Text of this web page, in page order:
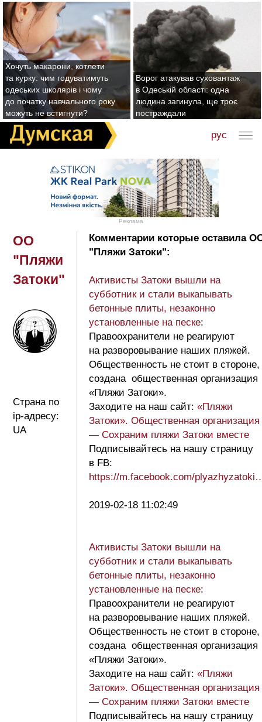
Хочуть макарони, котлети
та курку: чим годуватимуть
одеських школярів і чому
до початку навчального року
можуть не встигнути?
Ворог атакував суховантаж
в Одеській області: одна
людина загинула, ще троє
постраждали
рус
Реклама
ОО
"Пляжи
Затоки"
Страна по
ip-адресу:
UA
Комментарии которые оставила
"Пляжи Затоки":
Активисты Затоки вышли на
субботник и стали выкапывать
бетонные плиты, незаконно
установленные на песке:
Правоохранители не реагируют
на разворовывание наших пляжей.
Общественность не стоит в стороне,
создана общественная организация
«Пляжи Затоки».
Заходите на наш сайт: «Пляжи
Затоки». Общественная организация
— Сохраним пляжи Затоки вместе
Подписывайтесь на нашу страницу
в FB:
https://m.facebook.com/
2019-02-18 11:02:49
Активисты Затоки вышли на
субботник и стали выкапывать
бетонные плиты, незаконно
установленные на песке:
Правоохранители не реагируют
на разворовывание наших пляжей.
Общественность не стоит в стороне,
создана общественная организация
«Пляжи Затоки».
Заходите на наш сайт: «Пляжи
Затоки». Общественная организация
— Сохраним пляжи Затоки вместе
Подписывайтесь на нашу страницу